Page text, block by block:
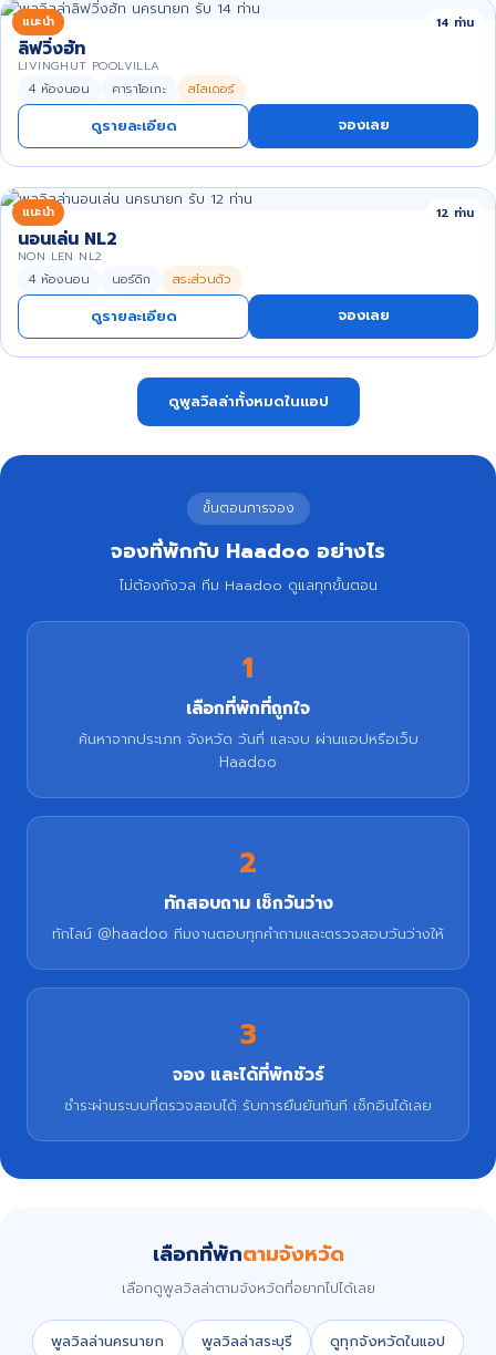
แนะนำ 14 ท่าน
ลิฟวิ่งฮัท
LIVINGHUT POOLVILLA
4 ห้องนอน คาราโอเกะ สไลเดอร์
ดูรายละเอียด จองเลย
แนะนำ 12 ท่าน
นอนเล่น NL2
NON LEN NL2
4 ห้องนอน นอร์ดิก สระส่วนตัว
ดูรายละเอียด จองเลย
ดูพูลวิลล่าทั้งหมดในแอป
ขั้นตอนการจอง
จองที่พักกับ Haadoo อย่างไร
ไม่ต้องกังวล ทีม Haadoo ดูแลทุกขั้นตอน
1
เลือกที่พักที่ถูกใจ
ค้นหาจากประเภท จังหวัด วันที่ และงบ ผ่านแอปหรือเว็บ
Haadoo
2
ทักสอบถาม เช็กวันว่าง
ทักไลน์ @haadoo ทีมงานตอบทุกคำถามและตรวจสอบวันว่างให้
3
จอง และได้ที่พักชัวร์
ชำระผ่านระบบที่ตรวจสอบได้ รับการยืนยันทันที เช็กอินได้เลย
เลือกที่พักตามจังหวัด
เลือกดูพูลวิลล่าตามจังหวัดที่อยากไปได้เลย
พูลวิลล่านครนายก พูลวิลล่าสระบุรี ดูทุกจังหวัดในแอป